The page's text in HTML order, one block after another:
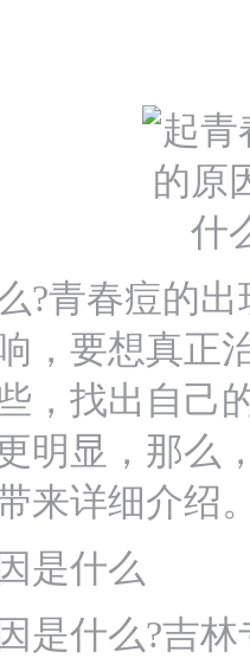
?青春痘的
，要想真正
，找出自己
明显，那么
来详细介绍
是什么
是什么?吉